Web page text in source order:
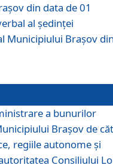
din data de 01
al ședinței
Municipiului Brașov
a bunurilor
Brașov de
regiile autonome și
Consiliului